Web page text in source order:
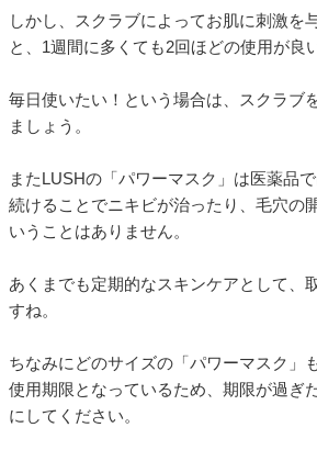
しかし、スクラブによってお肌に刺激を
と、1週間に多くても2回ほどの使用が良
毎日使いたい！という場合は、スクラブ
ましょう。
またLUSHの「パワーマスク」は医薬品
続けることでニキビが治ったり、毛穴の
いうことはありません。
あくまでも定期的なスキンケアとして、
すね。
ちなみにどのサイズの「パワーマスク」
使用期限となっているため、期限が過ぎ
にしてください。